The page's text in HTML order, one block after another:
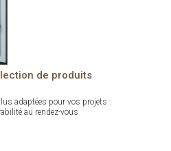
de produits
adaptées pour vos projets :
au rendez-vous